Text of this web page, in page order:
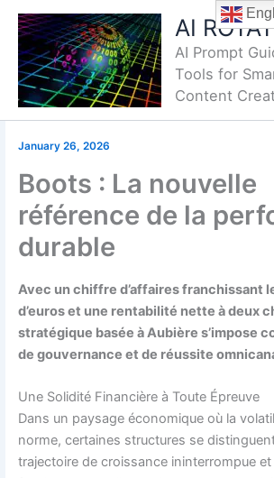
Skip
content
AI
AI Prompt
Tools for
Content
January 26, 2026
Boots : La nouvelle
référence de la
durable
Avec un chiffre d’affaires franchissant
d’euros et une rentabilité nette à deux
stratégique basée à Aubière s’impose
de gouvernance et de réussite
Une Solidité Financière à Toute Épreuve
Dans un paysage économique où la
norme, certaines structures se
trajectoire de croissance ininterrompue et